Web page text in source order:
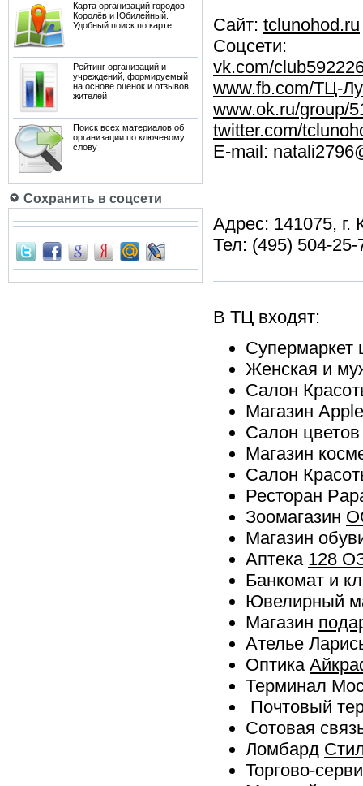
Карта организаций городов
Королёв и Юбилейный.
Удобный поиск по карте
Рейтинг организаций и
учреждений, формируемый
на основе оценок и отзывов
жителей
Поиск всех материалов об
организации по ключевому
слову
Сохранить в соцсети
Сайт: tclunohod.ru
Соцсети:
vk.com/
www.fb.com/ТЦ-
www.ok.ru/group/
twitter.com/
E-mail:
Адрес: 141075, г.
Тел: (495) 504-
В ТЦ входят:
Женская и
Салон
Магазин
Салон
Магазин
Салон
Ресторан
Зоомагазин
Магазин
Аптека 128
Банкомат и
Ювелирный
Магазин
Ателье
Оптика
Терминал
Почтовый
Сотовая
Ломбард
Торгово-